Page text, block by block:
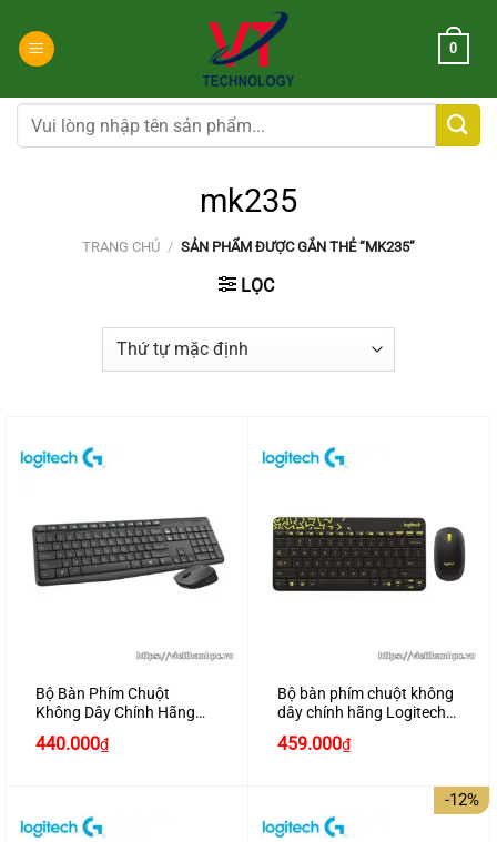
đến
dung
0
Tìm
kiếm:
mk235
TRANG CHỦ / SẢN PHẨM ĐƯỢC GẮN THẺ “MK235”
LỌC
Bộ Bàn Phím Chuột
Không Dây Chính Hãng
Cao Cấp
440.000₫
Bộ bàn phím chuột không
dây chính hãng Logitech
459.000₫
-12%